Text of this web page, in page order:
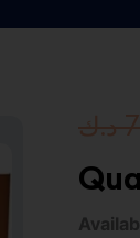
د.ك
Funko